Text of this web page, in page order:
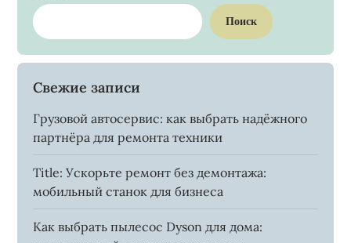
Поиск
Свежие записи
Грузовой автосервис: как выбрать надёжного
партнёра для ремонта техники
Title: Ускорьте ремонт без демонтажа:
мобильный станок для бизнеса
Как выбрать пылесос Dyson для дома: